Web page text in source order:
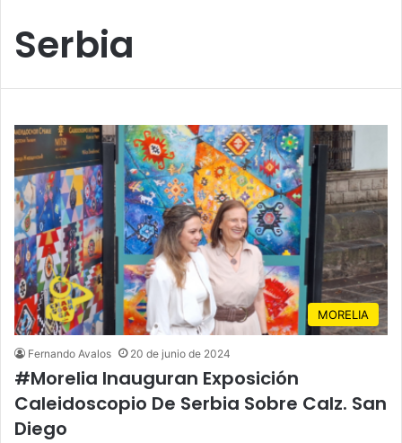
Serbia
MORELIA
Fernando Avalos 20 de junio de 2024
#Morelia Inauguran Exposición
Caleidoscopio De Serbia Sobre Calz. San
Diego